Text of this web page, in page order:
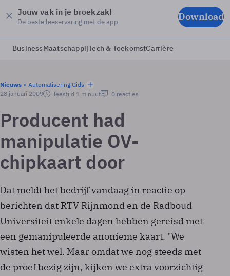
Jouw vak in je broekzak!
De beste leeservaring met de app Download
BusinessMaatschappijTech & ToekomstCarrière
Nieuws
Automatisering Gids
28 januari 2009
leestijd 1 minuut 0 reacties
Producent had
manipulatie OV-
chipkaart door
Dat meldt het bedrijf vandaag in reactie op
berichten dat RTV Rijnmond en de Radboud
Universiteit enkele dagen hebben gereisd met
een gemanipuleerde anonieme kaart. "We
wisten het wel. Maar omdat we nog steeds met
de proef bezig zijn, kijken we extra voorzichtig